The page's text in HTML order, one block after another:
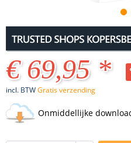
€ 69,95 *
incl. BTWGratis verzending
Onmiddellijke